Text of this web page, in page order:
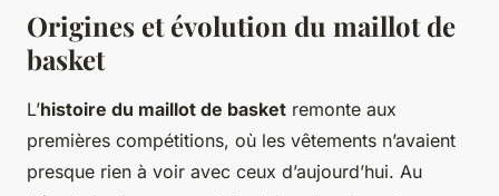
Origines et évolution du maillot de
basket
L’histoire du maillot de basket remonte aux
premières compétitions, où les vêtements n’avaient
presque rien à voir avec ceux d’aujourd’hui. Au